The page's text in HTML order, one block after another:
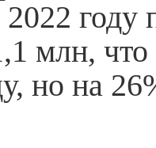
году
млн,
но на